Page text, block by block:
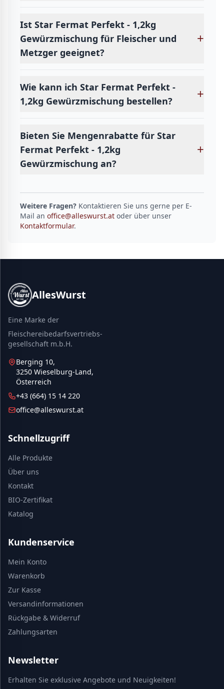
Ist Star Fermat Perfekt - 1,2kg
Gewürzmischung für Fleischer und
Metzger geeignet?
+
Wie kann ich Star Fermat Perfekt -
1,2kg Gewürzmischung bestellen?
+
Bieten Sie Mengenrabatte für Star
Fermat Perfekt - 1,2kg
Gewürzmischung an?
+
Weitere Fragen? Kontaktieren Sie uns gerne per E-
Mail an office@alleswurst.at oder über unser
Kontaktformular.
AllesWurst
Eine Marke der
Fleischereibedarfsvertriebs-
gesellschaft m.b.H.
Berging 10,
3250 Wieselburg-Land,
Österreich
+43 (664) 15 14 220
office@alleswurst.at
Schnellzugriff
Alle Produkte
Über uns
Kontakt
BIO-Zertifikat
Katalog
Kundenservice
Mein Konto
Warenkorb
Zur Kasse
Versandinformationen
Rückgabe & Widerruf
Zahlungsarten
Newsletter
Erhalten Sie exklusive Angebote und Neuigkeiten!